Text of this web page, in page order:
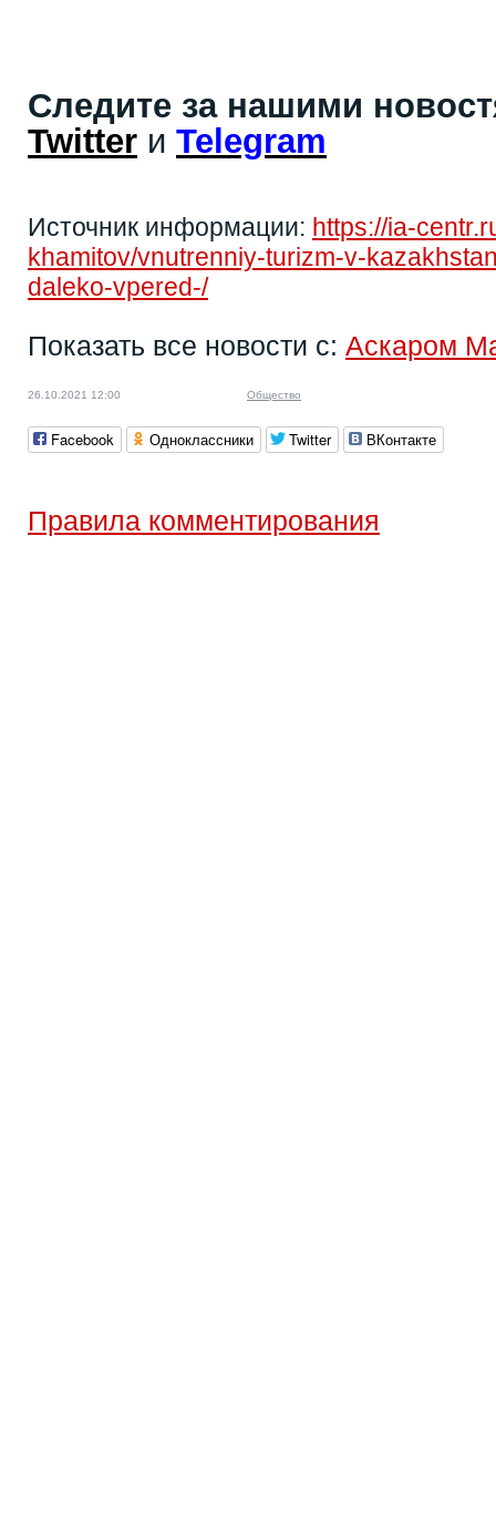
Следите за нашими
Twitter и Telegram
Источник информации: https://ia-
khamitov/vnutrenniy-turizm-v-
daleko-vpered-/
Показать все новости с: Аскаром
26.10.2021 12:00 Общество
Facebook Одноклассники Twitter ВКонтакте
Правила комментирования